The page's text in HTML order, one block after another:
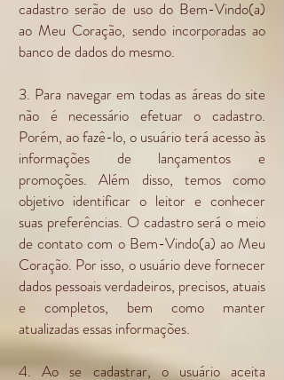
cadastro serão de uso do Bem-Vindo(a)
ao Meu Coração, sendo incorporadas ao
banco de dados do mesmo.
3. Para navegar em todas as áreas do site
não é necessário efetuar o cadastro.
Porém, ao fazê-lo, o usuário terá acesso às
informações de lançamentos e
promoções. Além disso, temos como
objetivo identificar o leitor e conhecer
suas preferências. O cadastro será o meio
de contato com o Bem-Vindo(a) ao Meu
Coração. Por isso, o usuário deve fornecer
dados pessoais verdadeiros, precisos, atuais
e completos, bem como manter
atualizadas essas informações.
4. Ao se cadastrar, o usuário aceita